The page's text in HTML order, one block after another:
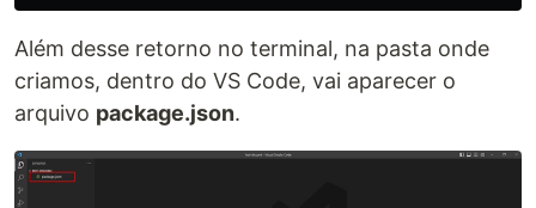
Além desse retorno no terminal, na pasta onde
criamos, dentro do VS Code, vai aparecer o
arquivo package.json.